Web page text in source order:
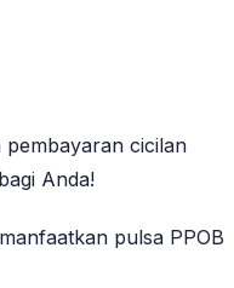
cicilan
Anda!
pulsa PPOB